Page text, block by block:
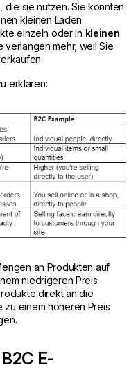
sie nutzen. Sie könnten
kleinen Laden
einzeln oder in kleinen
verlangen mehr, weil Sie
erklären:
an Produkten auf
niedrigeren Preis
direkt an die
einem höheren Preis
E-